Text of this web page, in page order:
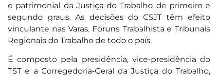
e patrimonial da Justiça do Trabalho de primeiro e
segundo graus. As decisões do CSJT têm efeito
vinculante nas Varas, Fóruns Trabalhista e Tribunais
Regionais do Trabalho de todo o país.
É composto pela presidência, vice-presidência do
TST e a Corregedoria-Geral da Justiça do Trabalho,